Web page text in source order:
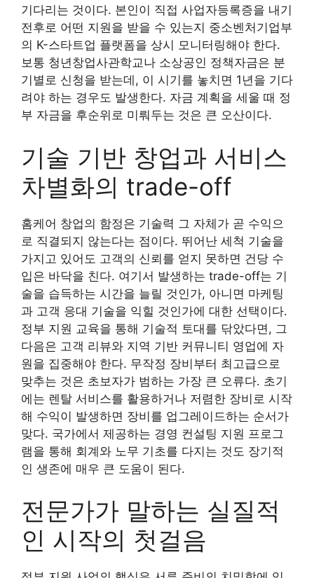
기다리는 것이다. 본인이 직접 사업자등록증을 내기
전후로 어떤 지원을 받을 수 있는지 중소벤처기업부
의 K-스타트업 플랫폼을 상시 모니터링해야 한다.
보통 청년창업사관학교나 소상공인 정책자금은 분
기별로 신청을 받는데, 이 시기를 놓치면 1년을 기다
려야 하는 경우도 발생한다. 자금 계획을 세울 때 정
부 자금을 후순위로 미뤄두는 것은 큰 오산이다.
기술 기반 창업과 서비스
차별화의 trade-off
홈케어 창업의 함정은 기술력 그 자체가 곧 수익으
로 직결되지 않는다는 점이다. 뛰어난 세척 기술을
가지고 있어도 고객의 신뢰를 얻지 못하면 건당 수
입은 바닥을 친다. 여기서 발생하는 trade-off는 기
술을 습득하는 시간을 늘릴 것인가, 아니면 마케팅
과 고객 응대 기술을 익힐 것인가에 대한 선택이다.
정부 지원 교육을 통해 기술적 토대를 닦았다면, 그
다음은 고객 리뷰와 지역 기반 커뮤니티 영업에 자
원을 집중해야 한다. 무작정 장비부터 최고급으로
맞추는 것은 초보자가 범하는 가장 큰 오류다. 초기
에는 렌탈 서비스를 활용하거나 저렴한 장비로 시작
해 수익이 발생하면 장비를 업그레이드하는 순서가
맞다. 국가에서 제공하는 경영 컨설팅 지원 프로그
램을 통해 회계와 노무 기초를 다지는 것도 장기적
인 생존에 매우 큰 도움이 된다.
전문가가 말하는 실질적
인 시작의 첫걸음